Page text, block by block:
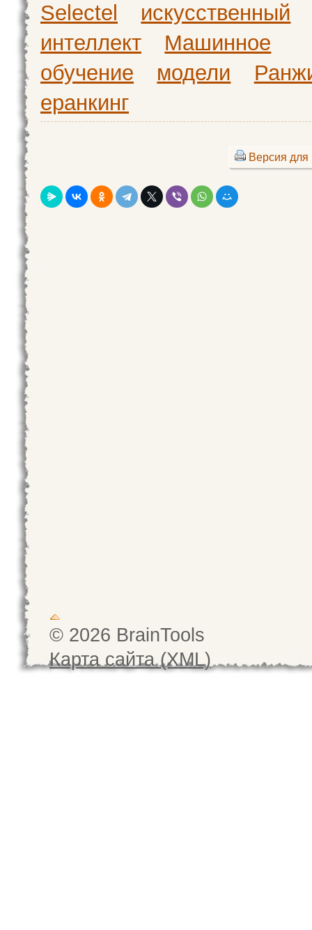
Selectel
искусственный
интеллект
Машинное
обучение
модели
еранкинг
Версия для
© 2026 BrainTools
Карта сайта (XML)